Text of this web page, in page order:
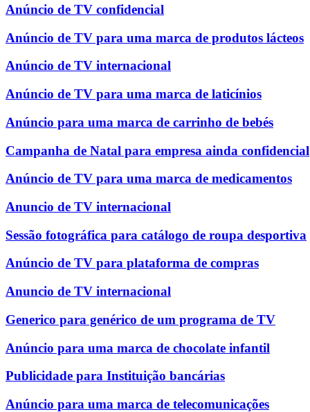
Anúncio de TV confidencial
Anúncio de TV para uma marca de produtos lácteos
Anúncio de TV internacional
Anúncio de TV para uma marca de laticínios
Anúncio para uma marca de carrinho de bebés
Campanha de Natal para empresa ainda confidencial
Anúncio de TV para uma marca de medicamentos
Anuncio de TV internacional
Sessão fotográfica para catálogo de roupa desportiva
Anúncio de TV para plataforma de compras
Anuncio de TV internacional
Generico para genérico de um programa de TV
Anúncio para uma marca de chocolate infantil
Publicidade para Instituição bancárias
Anúncio para uma marca de telecomunicações